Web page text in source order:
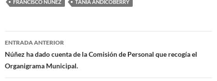
b
o
o
k
s
A
p
p
FRANCISCO NUÑEZ TANIA ANDICOBERRY
Navegación
de
entradas
ENTRADA ANTERIOR
Núñez ha dado cuenta de la Comisión de Personal que recogía el
Organigrama Municipal.